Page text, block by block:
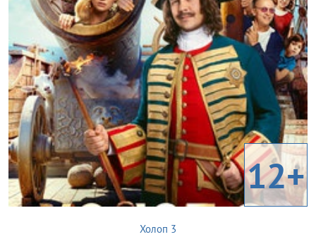
12+
Холоп 3